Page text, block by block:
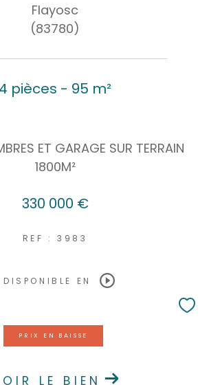
Flayosc
(83780)
4 pièces - 95 m²
ET GARAGE SUR TERRAIN
1800M²
330 000 €
REF : 3983
DISPONIBLE EN
PRIX EN BAISSE
LE BIEN